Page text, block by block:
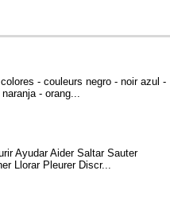
- couleurs negro - noir azul -
- orang...
Ayudar Aider Saltar Sauter
Llorar Pleurer Discr...